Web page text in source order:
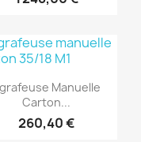
Aperçu rapide
Manuelle
Carton...
260,40 €